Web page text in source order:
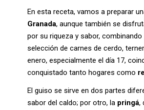
En esta receta, vamos a preparar
Granada, aunque también se
por su riqueza y sabor, combinando
selección de carnes de cerdo,
enero, especialmente el día 17,
conquistado tanto hogares como
El guiso se sirve en dos partes
sabor del caldo; por otro, la pringá,